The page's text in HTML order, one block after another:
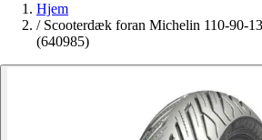
Hjem
/ Scooterdæk foran Michelin 110-90-
(640985)